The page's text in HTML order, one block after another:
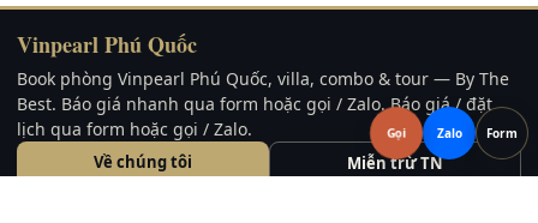
Vinpearl Phú Quốc
Book phòng Vinpearl Phú Quốc, villa, combo & tour — By The
Best. Báo giá nhanh qua form hoặc gọi / Zalo. Báo giá / đặt
lịch qua form hoặc gọi / Zalo.
Về chúng tôi Miễn trừ TN
Gọi Zalo Form